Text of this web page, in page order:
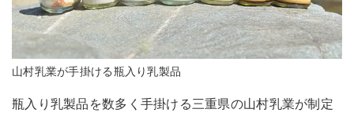
山村乳業が手掛ける瓶入り乳製品
瓶入り乳製品を数多く手掛ける三重県の山村乳業が制定